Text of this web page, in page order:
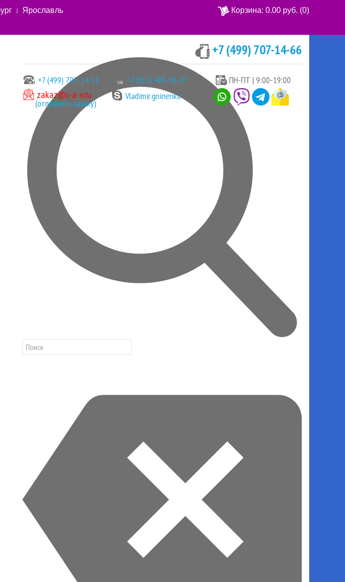
Ярославль
Корзина: 0.00 руб. (0)
+7 (499) 707-14-66
+7 (499) 707-14-11 +7 (812) 409-96-57 ПН-ПТ | 9:00-19:00
zakaz@c-a-v.ru
(отправить заявку)
Vladimir.gninenko